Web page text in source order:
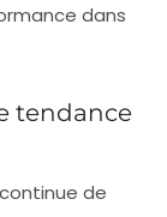
dans
tendance
continue de